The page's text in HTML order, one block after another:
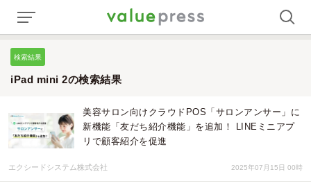
検索結果
iPad mini 2の検索結果
美容サロン向けクラウドPOS「サロンアンサー」に
新機能「友だち紹介機能」を追加！ LINEミニアプ
リで顧客紹介を促進
エクシードシステム株式会社 2025年07月15日 00時